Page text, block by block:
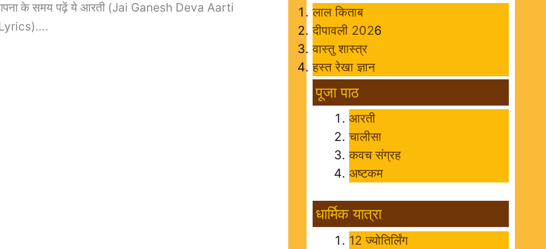
के समय पढ़ें ये आरती (Jai Ganesh Deva Aarti
लाल किताब
दीपावली 2026
वास्तु शास्त्र
हस्त रेखा ज्ञान
पूजा पाठ
आरती
चालीसा
कवच संग्रह
अष्टकम
धार्मिक यात्रा
12 ज्योतिर्लिंग